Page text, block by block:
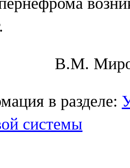
В.М.
в разделе:
системы